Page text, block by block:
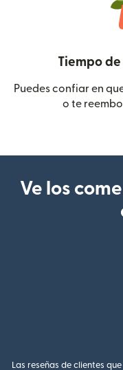
Tiempo
Puedes confiar en
o te
Ve los
Las reseñas de clientes